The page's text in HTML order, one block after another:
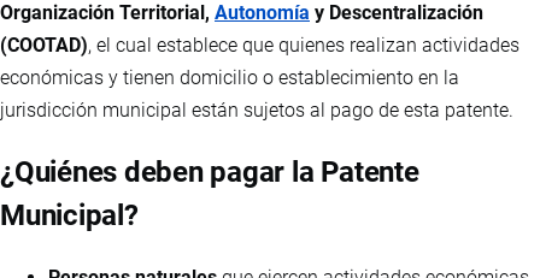
Organización Territorial, Autonomía y Descentralización
(COOTAD), el cual establece que quienes realizan actividades
económicas y tienen domicilio o establecimiento en la
jurisdicción municipal están sujetos al pago de esta patente.
¿Quiénes deben pagar la Patente
Municipal?